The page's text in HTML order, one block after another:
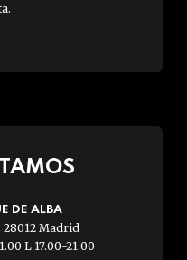
DE ALBA
28012 Madrid
L 17.00-21.00